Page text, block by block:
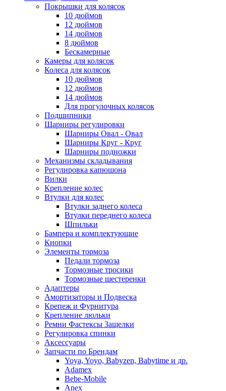
Покрышки для колясок
10 дюймов
12 дюймов
14 дюймов
8 дюймов
Бескамерные
Камеры для колясок
Колеса для колясок
10 дюймов
12 дюймов
14 дюймов
Для прогулочных колясок
Подшипники
Шарниры регулировки
Шарниры Овал - Овал
Шарниры Круг - Круг
Шарниры подножки
Механизмы складывания
Регулировка капюшона
Вилки
Крепление колес
Втулки для колес
Втулки заднего колеса
Втулки переднего колеса
Шпильки
Бампера и комплектующие
Кнопки
Элементы тормоза
Педали тормоза
Тормозные тросики
Тормозные шестеренки
Адаптеры
Амортизаторы и Подвеска
Крепеж и Фурнитура
Крепление люльки
Ремни Фастексы Защелки
Регулировка спинки
Аксессуары
Запчасти по Брендам
Yoya, Yoyo, Babyzen, Babytime и др.
Adamex
Bebe-Mobile
Anex